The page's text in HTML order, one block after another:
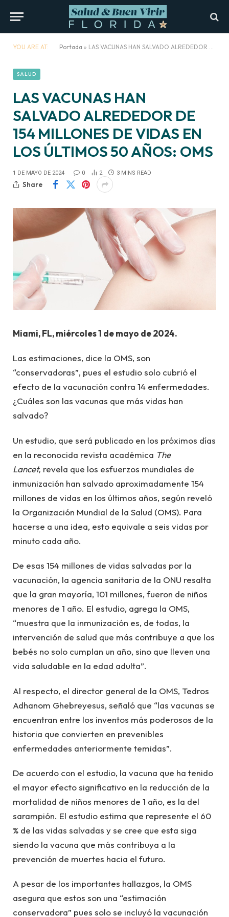
YOU ARE AT: Portada » LAS VACUNAS HAN SALVADO ALREDEDOR DE 154 MILLONES DE VIDAS EN LOS ÚLTIMOS 50 AÑOS: OMS
SALUD
LAS VACUNAS HAN
SALVADO ALREDEDOR DE
154 MILLONES DE VIDAS EN
LOS ÚLTIMOS 50 AÑOS: OMS
1 DE MAYO DE 2024 0 2 3 MINS READ
Share
Miami, FL, miércoles 1 de mayo de 2024.
Las estimaciones, dice la OMS, son
“conservadoras”, pues el estudio solo cubrió el
efecto de la vacunación contra 14 enfermedades.
¿Cuáles son las vacunas que más vidas han
salvado?
Un estudio, que será publicado en los próximos días
en la reconocida revista académica The
Lancet, revela que los esfuerzos mundiales de
inmunización han salvado aproximadamente 154
millones de vidas en los últimos años, según reveló
la Organización Mundial de la Salud (OMS). Para
hacerse a una idea, esto equivale a seis vidas por
minuto cada año.
De esas 154 millones de vidas salvadas por la
vacunación, la agencia sanitaria de la ONU resalta
que la gran mayoría, 101 millones, fueron de niños
menores de 1 año. El estudio, agrega la OMS,
“muestra que la inmunización es, de todas, la
intervención de salud que más contribuye a que los
bebés no solo cumplan un año, sino que lleven una
vida saludable en la edad adulta”.
Al respecto, el director general de la OMS, Tedros
Adhanom Ghebreyesus, señaló que “las vacunas se
encuentran entre los inventos más poderosos de la
historia que convierten en prevenibles
enfermedades anteriormente temidas”.
De acuerdo con el estudio, la vacuna que ha tenido
el mayor efecto significativo en la reducción de la
mortalidad de niños menores de 1 año, es la del
sarampión. El estudio estima que represente el 60
% de las vidas salvadas y se cree que esta siga
siendo la vacuna que más contribuya a la
prevención de muertes hacia el futuro.
A pesar de los importantes hallazgos, la OMS
asegura que estos son una “estimación
conservadora” pues solo se incluyó la vacunación